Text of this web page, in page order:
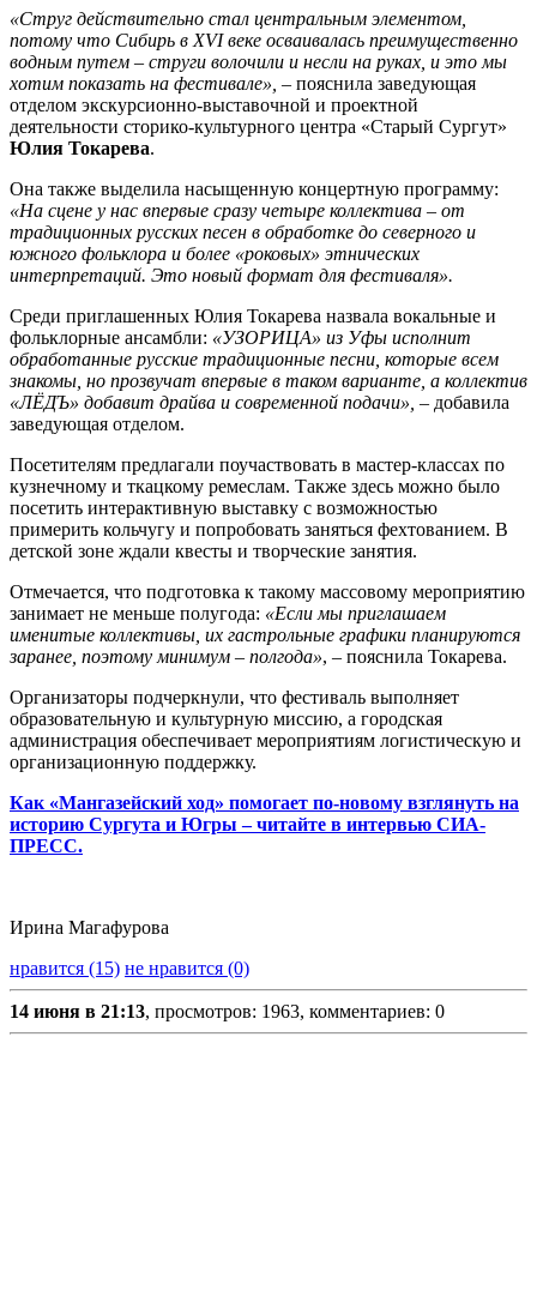
«Струг действительно стал центральным элементом,
потому что Сибирь в XVI веке осваивалась преимущественно
водным путем – струги волочили и несли на руках, и это мы
хотим показать на фестивале», – пояснила заведующая
отделом экскурсионно‑выставочной и проектной
деятельности сторико-культурного центра «Старый Сургут»
Юлия Токарева.
Она также выделила насыщенную концертную программу:
«На сцене у нас впервые сразу четыре коллектива – от
традиционных русских песен в обработке до северного и
южного фольклора и более «роковых» этнических
интерпретаций. Это новый формат для фестиваля».
Среди приглашенных Юлия Токарева назвала вокальные и
фольклорные ансамбли: «УЗОРИЦА» из Уфы исполнит
обработанные русские традиционные песни, которые всем
знакомы, но прозвучат впервые в таком варианте, а коллектив
«ЛЁДЪ» добавит драйва и современной подачи», – добавила
заведующая отделом.
Посетителям предлагали поучаствовать в мастер‑классах по
кузнечному и ткацкому ремеслам. Также здесь можно было
посетить интерактивную выставку с возможностью
примерить кольчугу и попробовать заняться фехтованием. В
детской зоне ждали квесты и творческие занятия.
Отмечается, что подготовка к такому массовому мероприятию
занимает не меньше полугода: «Если мы приглашаем
именитые коллективы, их гастрольные графики планируются
заранее, поэтому минимум – полгода», – пояснила Токарева.
Организаторы подчеркнули, что фестиваль выполняет
образовательную и культурную миссию, а городская
администрация обеспечивает мероприятиям логистическую и
организационную поддержку.
Как «Мангазейский ход» помогает по-новому взглянуть на
историю Сургута и Югры – читайте в интервью СИА-
ПРЕСС.
Ирина Магафурова
нравится (15) не нравится (0)
14 июня в 21:13, просмотров: 1963, комментариев: 0